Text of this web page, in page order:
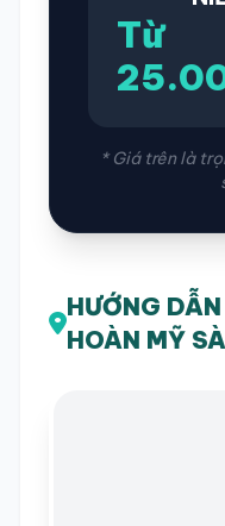
Từ
* Giá trên là
HƯỚNG
HOÀN MỸ